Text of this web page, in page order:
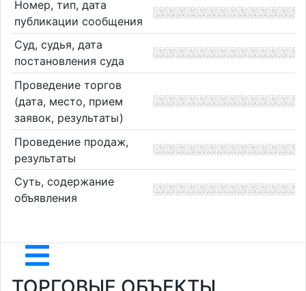
Номер, тип, дата
публикации сообщения
Суд, судья, дата
постановления суда
Проведение торгов
(дата, место, прием
заявок, результаты)
Проведение продаж,
результаты
Суть, содержание
объявления